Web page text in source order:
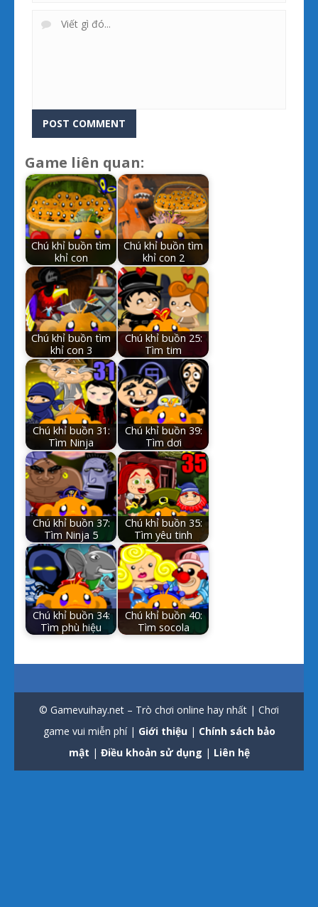
Game liên quan:
Chú khỉ buồn tìm
khỉ con
Chú khỉ buồn tìm
khỉ con 2
Chú khỉ buồn tìm
khỉ con 3
Chú khỉ buồn 25:
Tìm tim
Chú khỉ buồn 31:
Tìm Ninja
Chú khỉ buồn 39:
Tìm dơi
Chú khỉ buồn 37:
Tìm Ninja 5
Chú khỉ buồn 35:
Tìm yêu tinh
Chú khỉ buồn 34:
Tìm phù hiệu
Chú khỉ buồn 40:
Tìm socola
© Gamevuihay.net – Trò chơi online hay nhất | Chơi
game vui miễn phí | Giới thiệu| Chính sách bảo
mật | Điều khoản sử dụng | Liên hệ